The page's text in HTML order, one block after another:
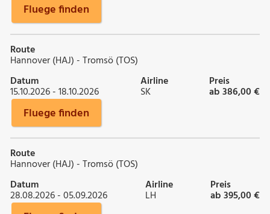
Fluege finden
Route
Hannover (HAJ) - Tromsö (TOS)
Datum
15.10.2026 - 18.10.2026
Airline
SK
Preis
ab 386,00 €
Fluege finden
Route
Hannover (HAJ) - Tromsö (TOS)
Datum
28.08.2026 - 05.09.2026
Airline
LH
Preis
ab 395,00 €